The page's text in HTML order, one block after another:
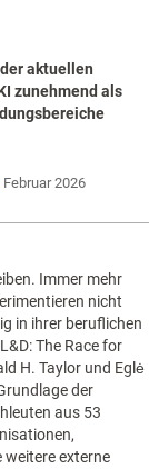
aktuellen
zunehmend als
Februar 2026
Immer mehr
nicht
in ihrer beruflichen
The Race for
H. Taylor und Eglė
der
aus 53
externe